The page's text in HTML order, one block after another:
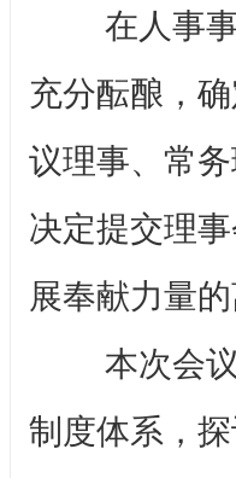
在人事事
充分酝酿，
议理事、常
决定提交理
展奉献力量
本次会议
制度体系，